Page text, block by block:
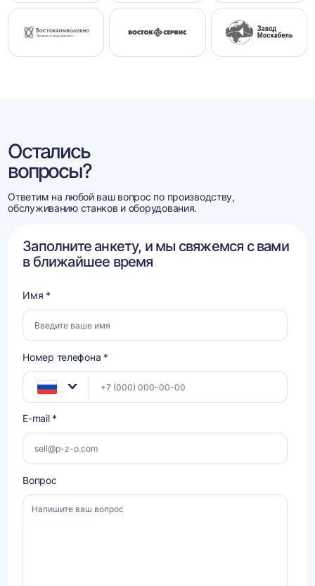
Остались
вопросы?
Ответим на любой ваш вопрос по производству,
обслуживанию станков и оборудования.
Заполните анкету, и мы свяжемся с вами
в ближайшее время
Имя *
Номер телефона *
E-mail *
Вопрос